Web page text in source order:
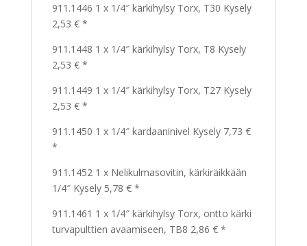
911.1446 1 x 1/4″ kärkihylsy Torx, T30 Kysely
2,53 € *
911.1448 1 x 1/4″ kärkihylsy Torx, T8 Kysely
2,53 € *
911.1449 1 x 1/4″ kärkihylsy Torx, T27 Kysely
2,53 € *
911.1450 1 x 1/4″ kardaaninivel Kysely 7,73 €
*
911.1452 1 x Nelikulmasovitin, kärkiräikkään
1/4″ Kysely 5,78 € *
911.1461 1 x 1/4″ kärkihylsy Torx, ontto kärki
turvapulttien avaamiseen, TB8 2,86 € *